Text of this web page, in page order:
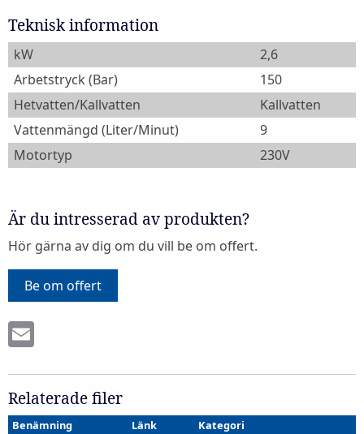
Teknisk information
kW
2,6
Arbetstryck (Bar)
150
Hetvatten/Kallvatten
Kallvatten
Vattenmängd (Liter/Minut)
9
Motortyp
230V
Är du intresserad av produkten?
Hör gärna av dig om du vill be om offert.
Be om offert
Relaterade filer
Benämning Länk
Kategori